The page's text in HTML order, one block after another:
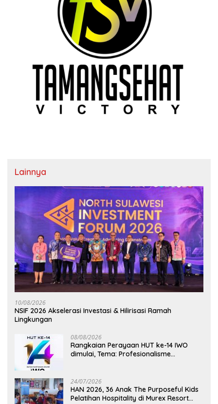
Lainnya
10/08/2026
NSIF 2026 Akselerasi Investasi & Hilirisasi Ramah
Lingkungan
08/08/2026
Rangkaian Perayaan HUT ke-14 IWO
dimulai, Tema: Profesionalisme
24/07/2026
HAN 2026, 36 Anak The Purposeful Kids
Pelatihan Hospitality di Murex Resort